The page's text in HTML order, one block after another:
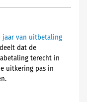
jaar van uitbetaling
dat de
terecht in
uitkering pas in